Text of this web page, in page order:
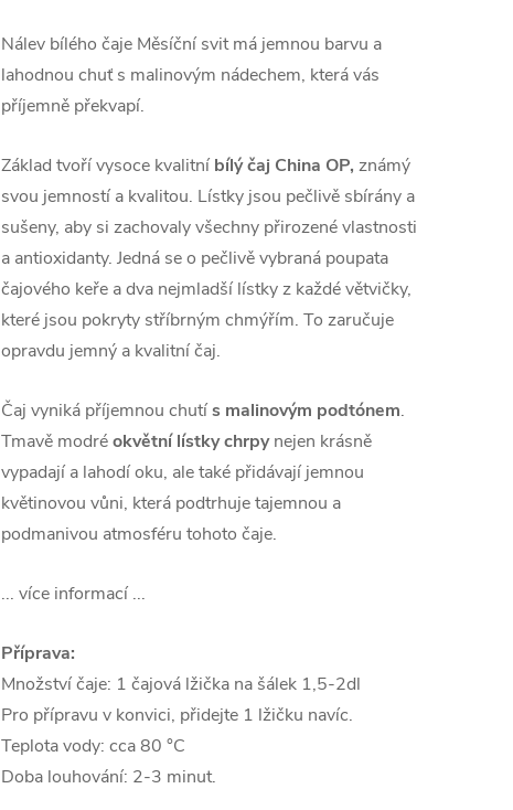
Nálev bílého čaje Měsíční svit má jemnou barvu a
lahodnou chuť s malinovým nádechem, která vás
příjemně překvapí.
Základ tvoří vysoce kvalitní bílý čaj China OP, známý
svou jemností a kvalitou. Lístky jsou pečlivě sbírány a
sušeny, aby si zachovaly všechny přirozené vlastnosti
a antioxidanty. Jedná se o pečlivě vybraná poupata
čajového keře a dva nejmladší lístky z každé větvičky,
které jsou pokryty stříbrným chmýřím. To zaručuje
opravdu jemný a kvalitní čaj.
Čaj vyniká příjemnou chutís malinovým podtónem.
Tmavě modréokvětní lístky chrpynejen krásně
vypadají a lahodí oku, ale také přidávají jemnou
květinovou vůni, která podtrhuje tajemnou a
podmanivou atmosféru tohoto čaje.
... více informací ...
Příprava:
Množství čaje: 1 čajová lžička na šálek 1,5-2dl
Pro přípravu v konvici, přidejte 1 lžičku navíc.
Teplota vody: cca 80 °C
Doba louhování: 2-3 minut.